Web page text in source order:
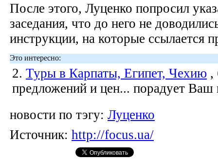
После этого, Луценко попросил
заседания, что до него не
инструкции, на которые ссылается
Это интересно:
2. Туры в Карпаты, Египет, Чехию ,
предложений и цен... порадует Ваш
новости по тэгу: Луценко
Источник: http://focus.ua/